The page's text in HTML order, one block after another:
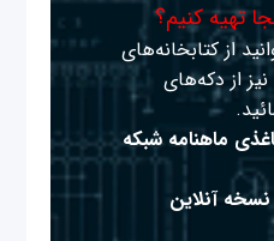
تهیه کنیم؟
از کتابخانه‌های
از دکه‌های
ماهنامه شبکه
آنلاین